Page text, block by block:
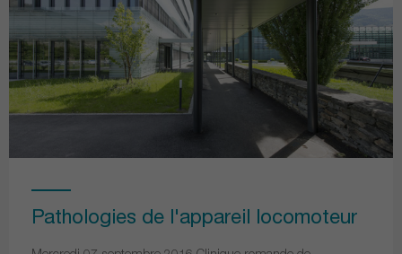
Pathologies de l'appareil locomoteur